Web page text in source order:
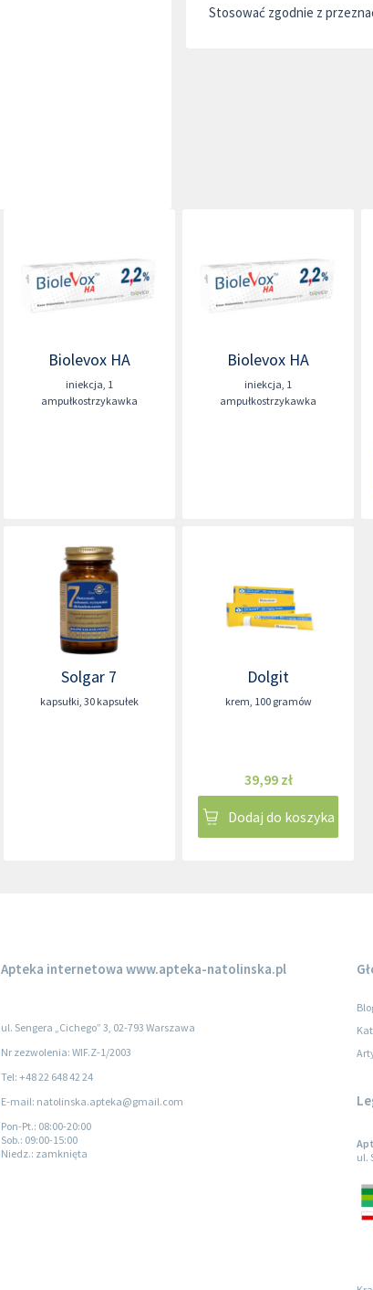
Stosować zgodnie z
Biolevox HA
iniekcja, 1
ampułkostrzykawka
Biolevox HA
iniekcja, 1
ampułkostrzykawka
Solgar 7
kapsułki, 30 kapsułek
Dolgit
krem, 100 gramów
39,99 zł
Dodaj do koszyka
Apteka internetowa www.apteka-natolinska.pl
ul. Sengera „Cichego” 3, 02-793 Warszawa
Nr zezwolenia: WIF.Z-1/2003
Tel: +48 22 648 42 24
E-mail: natolinska.apteka@gmail.com
Pon-Pt.: 08:00-20:00
Sob.: 09:00-15:00
Niedz.: zamknięta
ul.